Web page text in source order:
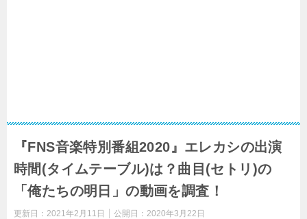
『FNS音楽特別番組2020』エレカシの出演
時間(タイムテーブル)は？曲目(セトリ)の
「俺たちの明日」の動画を調査！
更新日： 2021年2月11日 公開日： 2020年3月22日